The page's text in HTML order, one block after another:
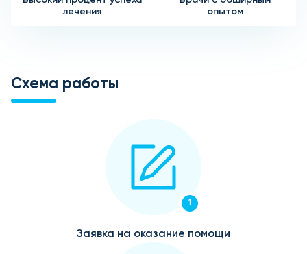
лечения
опытом
Схема работы
1
Заявка на оказание помощи